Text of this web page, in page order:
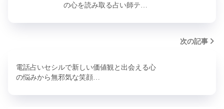
の心を読み取る占い師テ…
次の記事
電話占いセシルで新しい価値観と出会える心
の悩みから無邪気な笑顔…